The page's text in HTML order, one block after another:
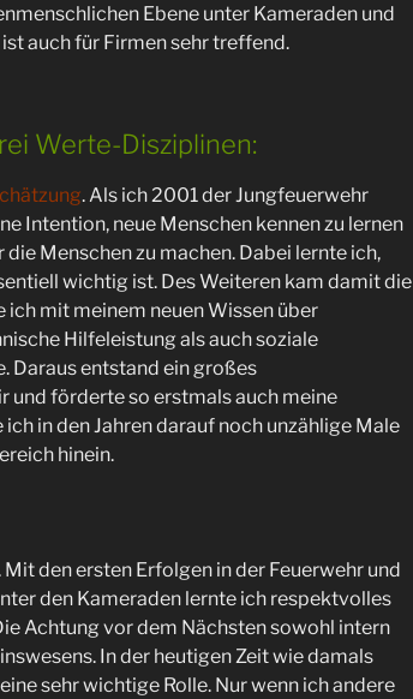
Ebene unter Kameraden und
auch für Firmen sehr treffend.
Werte-Disziplinen:
. Als ich 2001 der Jungfeuerwehr
Intention, neue Menschen kennen zu lernen
Menschen zu machen. Dabei lernte ich,
wichtig ist. Des Weiteren kam damit die
ich mit meinem neuen Wissen über
Hilfeleistung als auch soziale
Daraus entstand ein großes
und förderte so erstmals auch meine
in den Jahren darauf noch unzählige Male
hinein.
Mit den ersten Erfolgen in der Feuerwehr und
den Kameraden lernte ich respektvolles
Achtung vor dem Nächsten sowohl intern
In der heutigen Zeit wie damals
eine sehr wichtige Rolle. Nur wenn ich andere